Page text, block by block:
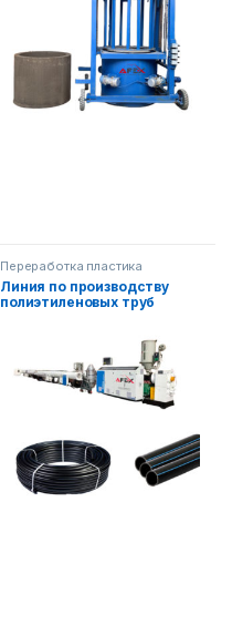
Переработка пластика
Линия по производству
полиэтиленовых труб